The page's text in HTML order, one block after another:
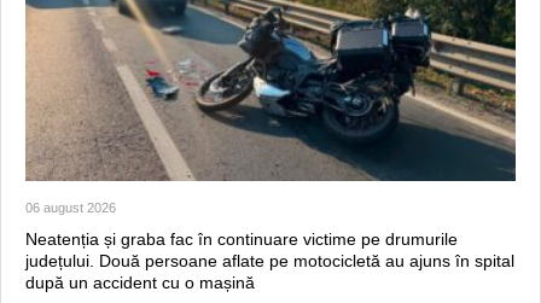
06 august 2026
Neatenția și graba fac în continuare victime pe drumurile
județului. Două persoane aflate pe motocicletă au ajuns în spital
după un accident cu o mașină